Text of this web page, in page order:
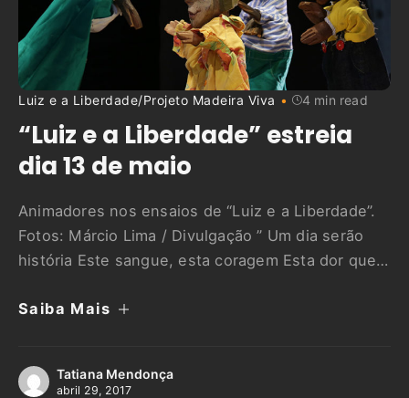
Luiz e a Liberdade/Projeto Madeira Viva 4 min read
“Luiz e a Liberdade” estreia
dia 13 de maio
Animadores nos ensaios de “Luiz e a Liberdade”.
Fotos: Márcio Lima / Divulgação ” Um dia serão
história Este sangue, esta coragem Esta dor que o
se acumulando.” (Myriam Fraga) Décadas antes da
Saiba Mais
Tatiana Mendonça
abril 29, 2017